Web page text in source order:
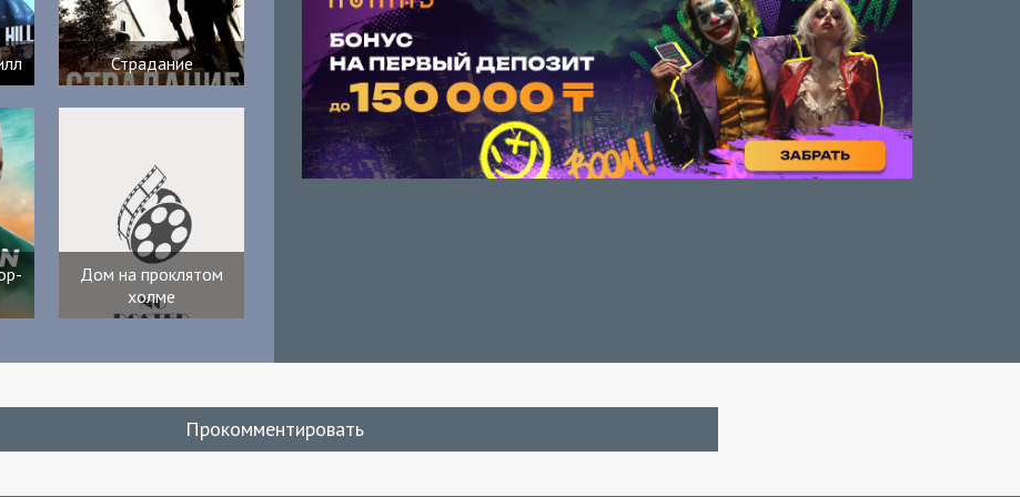
Страдание
Дом на проклятом
холме
Прокомментировать